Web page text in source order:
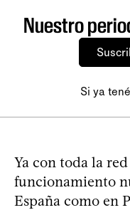
Nuestro
Si ya
Ya con toda la
funcionamiento
España como en